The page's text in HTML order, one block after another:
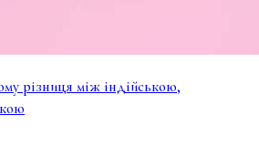
різниця між індійською,